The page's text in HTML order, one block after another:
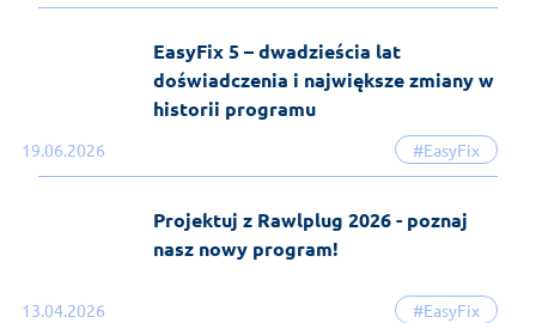
19.06.2026 #EasyFix
EasyFix 5 – dwadzieścia lat
doświadczenia i największe zmiany w
historii programu
13.04.2026 #EasyFix
Projektuj z Rawlplug 2026 - poznaj
nasz nowy program!